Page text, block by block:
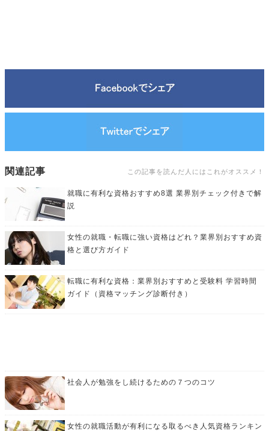
関連記事 この記事を読んだ人にはこれがオススメ！
就職に有利な資格おすすめ8選 業界別チェック付きで解
説
女性の就職・転職に強い資格はどれ？業界別おすすめ資
格と選び方ガイド
転職に有利な資格：業界別おすすめと受験料 学習時間
ガイド（資格マッチング診断付き）
社会人が勉強をし続けるための７つのコツ
女性の就職活動が有利になる取るべき人気資格ランキン